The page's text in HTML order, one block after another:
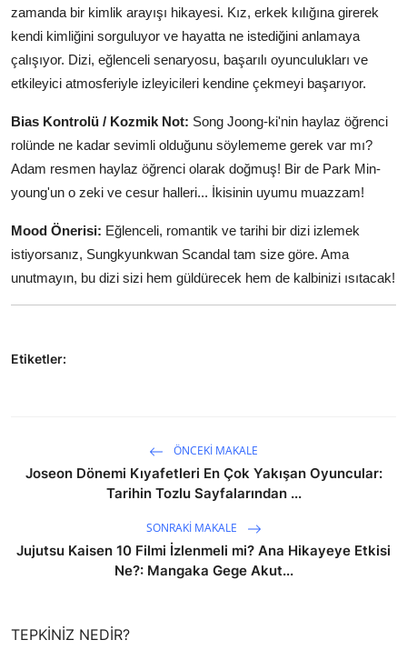
zamanda bir kimlik arayışı hikayesi. Kız, erkek kılığına girerek
kendi kimliğini sorguluyor ve hayatta ne istediğini anlamaya
çalışıyor. Dizi, eğlenceli senaryosu, başarılı oyunculukları ve
etkileyici atmosferiyle izleyicileri kendine çekmeyi başarıyor.
Bias Kontrolü / Kozmik Not: Song Joong-ki'nin haylaz öğrenci
rolünde ne kadar sevimli olduğunu söylememe gerek var mı?
Adam resmen haylaz öğrenci olarak doğmuş! Bir de Park Min-
young'un o zeki ve cesur halleri... İkisinin uyumu muazzam!
Mood Önerisi: Eğlenceli, romantik ve tarihi bir dizi izlemek
istiyorsanız, Sungkyunkwan Scandal tam size göre. Ama
unutmayın, bu dizi sizi hem güldürecek hem de kalbinizi ısıtacak!
Etiketler:
ÖNCEKI MAKALE
Joseon Dönemi Kıyafetleri En Çok Yakışan Oyuncular:
Tarihin Tozlu Sayfalarından ...
SONRAKI MAKALE
Jujutsu Kaisen 10 Filmi İzlenmeli mi? Ana Hikayeye Etkisi
Ne?: Mangaka Gege Akut...
TEPKINIZ NEDIR?